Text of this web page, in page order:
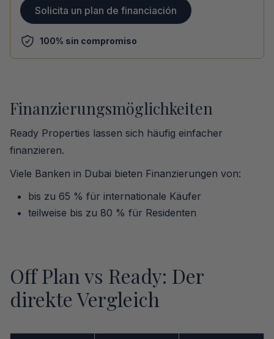
Solicita un plan de financiación
100% sin compromiso
Finanzierungsmöglichkeiten
Ready Properties lassen sich häufig einfacher
finanzieren.
Viele Banken in Dubai bieten Finanzierungen von:
bis zu 65 % für internationale Käufer
teilweise bis zu 80 % für Residenten
Off Plan vs Ready: Der
direkte Vergleich